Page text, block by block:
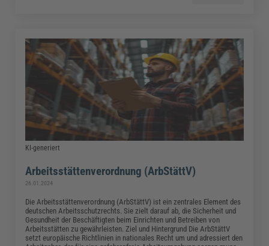
KI-generiert
Arbeitsstättenverordnung (ArbStättV)
26.01.2024
Die Arbeitsstättenverordnung (ArbStättV) ist ein zentrales Element des
deutschen Arbeitsschutzrechts. Sie zielt darauf ab, die Sicherheit und
Gesundheit der Beschäftigten beim Einrichten und Betreiben von
Arbeitsstätten zu gewährleisten. Ziel und Hintergrund Die ArbStättV
setzt europäische Richtlinien in nationales Recht um und adressiert den